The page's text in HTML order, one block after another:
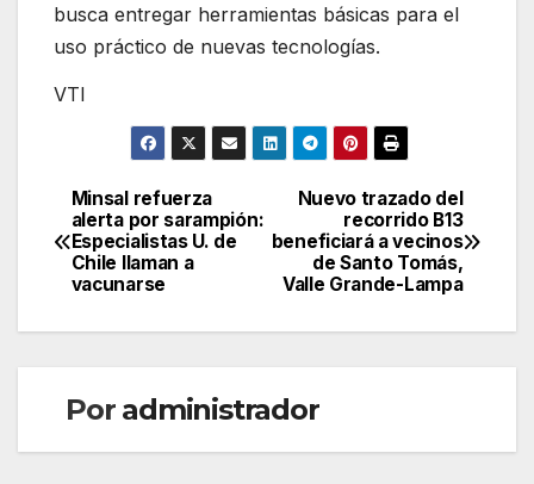
busca entregar herramientas básicas para el
uso práctico de nuevas tecnologías.
VTI
Navegación
de
Nuevo trazado del
recorrido B13
beneficiará a vecinos
de Santo Tomás,
Valle Grande-Lampa
Minsal refuerza
alerta por sarampión:
Especialistas U. de
Chile llaman a
vacunarse
Por administrador